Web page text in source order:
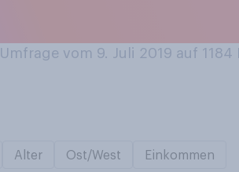
Umfrage vom 9. Juli 2019 auf 1184
Alter Ost/West Einkommen